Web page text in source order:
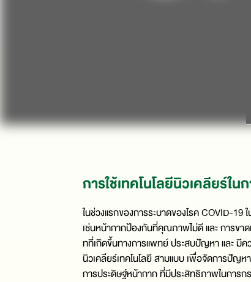
การใช้เทคโนโลยีนิวเคลียร์ใ
ในช่วงแรกของการระบาดของโรค COVID-
เช่นหน้ากากป้องกันที่คุณภาพไม่ดี และ การขา
ทที่เกิดขึ้นทางการแพทย์ ประสบปัญหา และ มีค
นิวเคลียร์เทคโนโลยี สามแบบ เพื่อจัดการปัญห
การประดิษฐ์หน้ากาก ที่มีประสิทธิภาพในการก